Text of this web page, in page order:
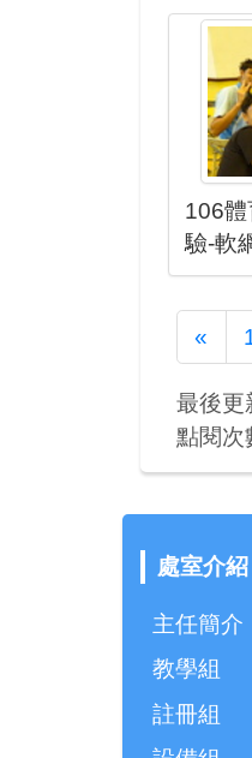
106體
驗-軟
«
最後更
點閱次
處室介紹
主任簡介
教學組
註冊組